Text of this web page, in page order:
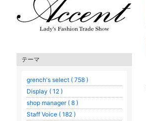
テーマ
grench's select ( 758 )
Display ( 12 )
shop manager ( 8 )
Staff Voice ( 182 )